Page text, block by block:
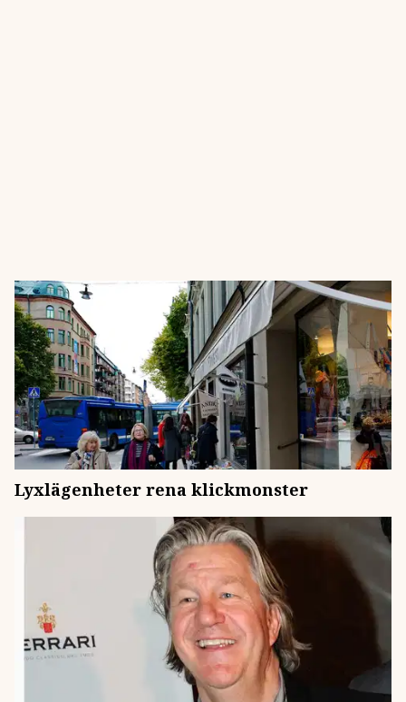
Lyxlägenheter rena klickmonster